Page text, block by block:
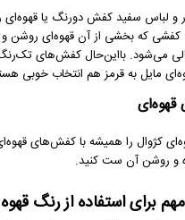
و لباس سفید کفش دورنگ یا قهوه‌ای
کفشی که بخشی از آن قهوه‌ای
می‌شود. بااین‌حال کفش‌های تک‌رنگ
مایل به قرمز هم انتخاب خوبی
کژوال را همیشه با کفش‌های
و روشن آن ست کنید.
برای استفاده از رنگ